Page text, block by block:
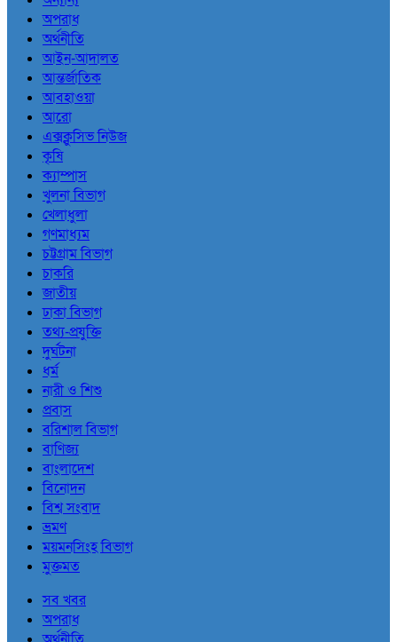
অপরাধ
অর্থনীতি
আইন-আদালত
আন্তর্জাতিক
আবহাওয়া
আরো
এক্সক্লুসিভ নিউজ
কৃষি
ক্যাম্পাস
খুলনা বিভাগ
খেলাধুলা
গণমাধ্যম
চট্টগ্রাম বিভাগ
চাকরি
জাতীয়
ঢাকা বিভাগ
তথ্য-প্রযুক্তি
দুর্ঘটনা
ধর্ম
নারী ও শিশু
প্রবাস
বরিশাল বিভাগ
বাণিজ্য
বাংলাদেশ
বিনোদন
বিশ্ব সংবাদ
ভ্রমণ
ময়মনসিংহ বিভাগ
মুক্তমত
সব খবর
অপরাধ